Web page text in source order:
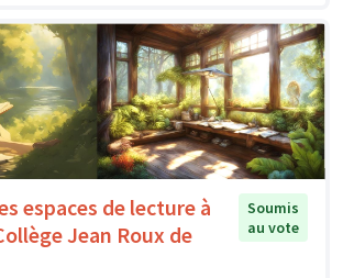
espaces de lecture à
Jean Roux de
Soumis
au vote